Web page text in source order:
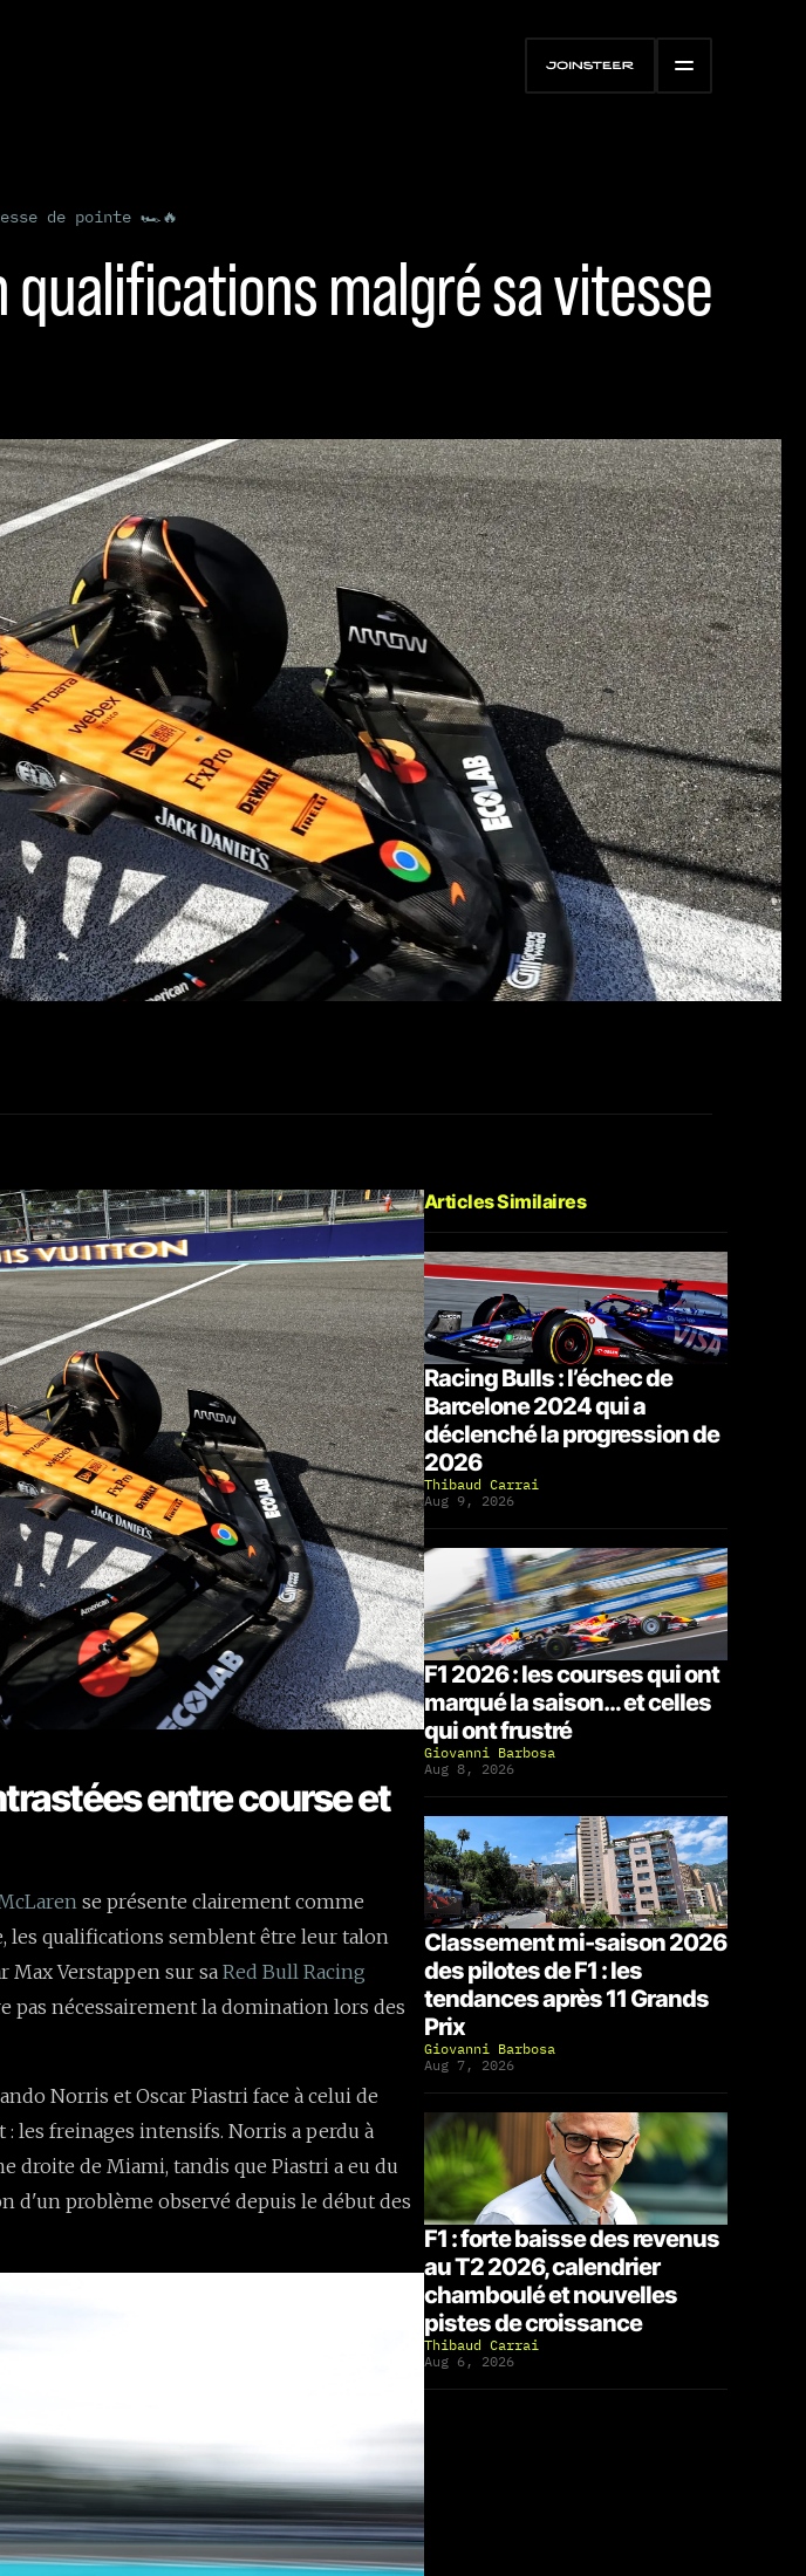
de pointe 🏎️🔥
malgré sa vitesse
entre course et
se présente clairement comme
les qualifications semblent être leur talon
Max Verstappen sur saRed Bull Racing
pas nécessairement la domination lors des
Norris et Oscar Piastri face à celui de
: les freinages intensifs. Norris a perdu à
droite de Miami, tandis que Piastri a eu du
d'un problème observé depuis le début des
Articles Similaires
Racing Bulls : l’échec de
Barcelone 2024 qui a
déclenché la progression de
2026
Thibaud Carrai
Aug 9, 2026
F1 2026 : les courses qui ont
marqué la saison… et celles
qui ont frustré
Giovanni Barbosa
Aug 8, 2026
Classement mi-saison 2026
des pilotes de F1 : les
tendances après 11 Grands
Prix
Giovanni Barbosa
Aug 7, 2026
F1 : forte baisse des revenus
au T2 2026, calendrier
chamboulé et nouvelles
pistes de croissance
Thibaud Carrai
Aug 6, 2026